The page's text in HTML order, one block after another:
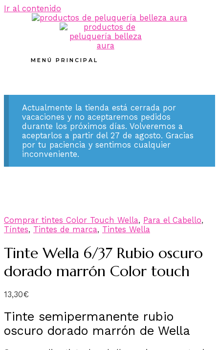
Ir al contenido
MENÚ PRINCIPAL
Actualmente la tienda está cerrada por
vacaciones y no aceptaremos pedidos
durante los próximos días. Volveremos a
aceptarlos a partir del 27 de agosto. Gracias
por tu paciencia y sentimos cualquier
inconveniente.
Comprar tintes Color Touch Wella, Para el Cabello,
Tíntes, Tintes de marca, Tintes Wella
Tinte Wella 6/37 Rubio oscuro
dorado marrón Color touch
13,30€
Tinte semipermanente rubio
oscuro dorado marrón de Wella